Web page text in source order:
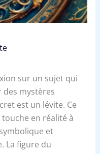
sur un sujet qui
mystères
est un lévite. Ce
en réalité à
et
La figure du